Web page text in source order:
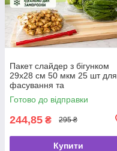
Пакет слайдер з бігунком
29x28 см 50 мкм 25 шт для
фасування та
заморожування продуктів
Готово до відправки
244,85 ₴ 295 ₴
Купити